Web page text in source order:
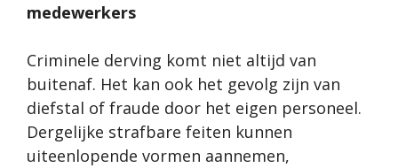
medewerkers
Criminele derving komt niet altijd van
buitenaf. Het kan ook het gevolg zijn van
diefstal of fraude door het eigen personeel.
Dergelijke strafbare feiten kunnen
uiteenlopende vormen aannemen,